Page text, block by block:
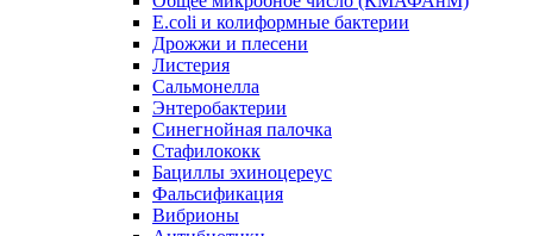
E.coli и колиформные бактерии
Дрожжи и плесени
Листерия
Сальмонелла
Энтеробактерии
Синегнойная палочка
Стафилококк
Бациллы эхиноцереус
Фальсификация
Вибрионы